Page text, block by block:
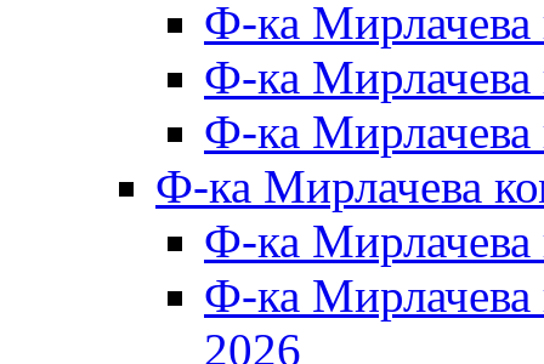
Ф-ка
Ф-ка Мирлачева
Ф-ка Мирлачева
Ф-ка Мирлачева
Ф-ка
Ф-ка
2026